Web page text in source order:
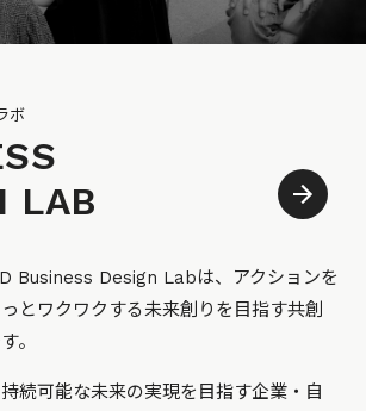
ボ
LAB
Business Design Labは、アクションを
とワクワクする未来創りを目指す共創
。
続可能な未来の実現を目指す企業・自